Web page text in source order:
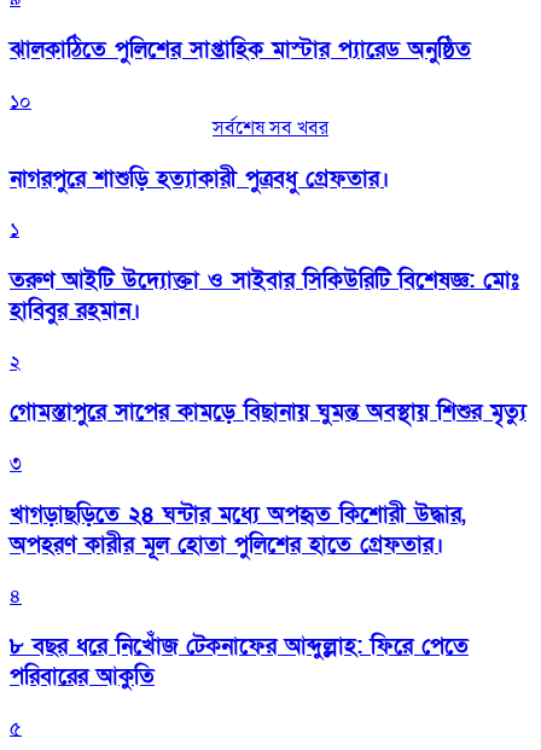
‎ঝালকাঠিতে পুলিশের সাপ্তাহিক মাস্টার প্যারেড অনুষ্ঠিত
১০
সর্বশেষ সব খবর
নাগরপুরে শাশুড়ি হত্যাকারী পুত্রবধু গ্রেফতার।
১
তরুণ আইটি উদ্যোক্তা ও সাইবার সিকিউরিটি বিশেষজ্ঞ: মোঃ
হাবিবুর রহমান।
২
গোমস্তাপুরে সাপের কামড়ে বিছানায় ঘুমন্ত অবস্থায় শিশুর মৃত্যু
৩
খাগড়াছড়িতে ২৪ ঘন্টার মধ্যে অপহৃত কিশোরী উদ্ধার,
অপহরণ কারীর মূল হোতা পুলিশের হাতে গ্রেফতার।
৪
৮ বছর ধরে নিখোঁজ টেকনাফের আব্দুল্লাহ: ফিরে পেতে
পরিবারের আকুতি
৫